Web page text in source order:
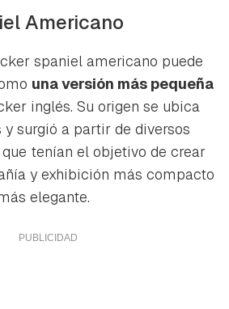
Americano
spaniel americano puede
una versión más pequeña
inglés. Su origen se ubica
y surgió a partir de diversos
tenían el objetivo de crear
y exhibición más compacto
elegante.